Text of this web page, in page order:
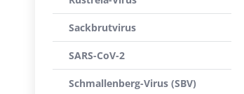
Sackbrutvirus
SARS-CoV-2
Schmallenberg-Virus (SBV)